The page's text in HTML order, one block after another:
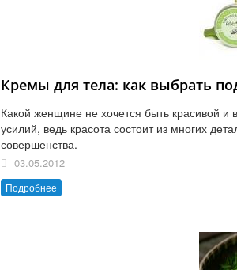
Кремы для тела: как выбрать
Какой женщине не хочется быть красивой и
усилий, ведь красота состоит из многих
совершенства.
03.05.2012
Подробнее